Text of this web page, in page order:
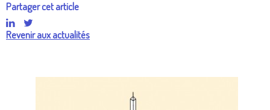
Partager cet article
Revenir aux actualités